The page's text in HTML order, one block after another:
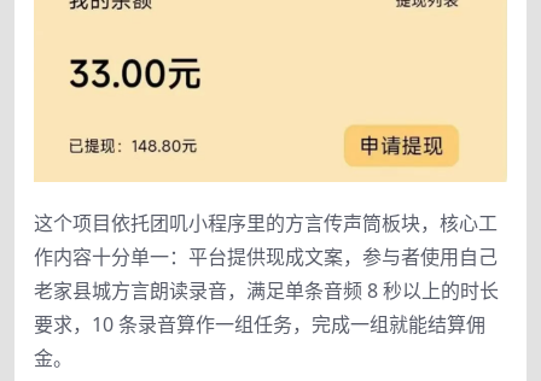
这个项目依托团叽小程序里的方言传声筒板块，核心工
作内容十分单一：平台提供现成文案，参与者使用自己
老家县城方言朗读录音，满足单条音频 8 秒以上的时长
要求，10 条录音算作一组任务，完成一组就能结算佣
金。